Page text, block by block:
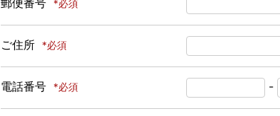
郵便番号
ご住所
電話番号 -